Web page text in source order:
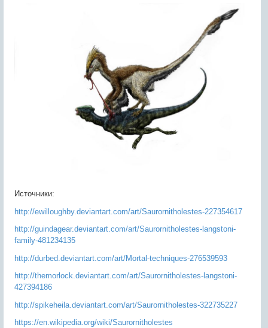
Источники:
http://ewilloughby.deviantart.com/art/Saurornitholestes-227354617
http://guindagear.deviantart.com/art/Saurornitholestes-langstoni-
family-481234135
http://durbed.deviantart.com/art/Mortal-techniques-276539593
http://themorlock.deviantart.com/art/Saurornitholestes-langstoni-
427394186
http://spikeheila.deviantart.com/art/Saurornitholestes-322735227
https://en.wikipedia.org/wiki/Saurornitholestes